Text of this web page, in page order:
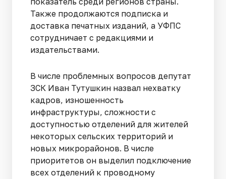
Также продолжаются подписка и
доставка печатных изданий, а УФПС
сотрудничает с редакциями и
издательствами.
В числе проблемных вопросов депутат
ЗСК Иван Тутушкин назвал нехватку
кадров, изношенность
инфраструктуры, сложности с
доступностью отделений для жителей
некоторых сельских территорий и
новых микрорайонов. В числе
приоритетов он выделил подключение
всех отделений к проводному